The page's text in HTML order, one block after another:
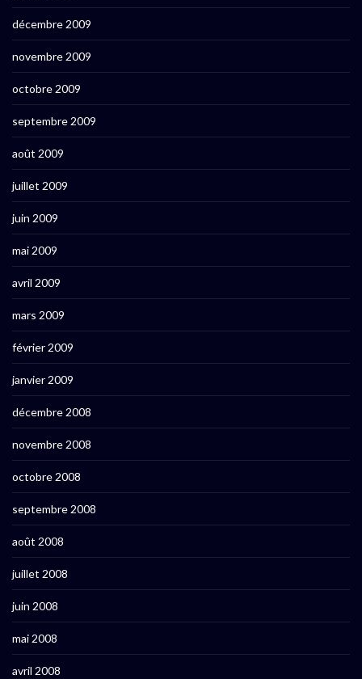
décembre 2009
novembre 2009
octobre 2009
septembre 2009
août 2009
juillet 2009
juin 2009
mai 2009
avril 2009
mars 2009
février 2009
janvier 2009
décembre 2008
novembre 2008
octobre 2008
septembre 2008
août 2008
juillet 2008
juin 2008
mai 2008
avril 2008